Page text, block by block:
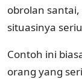
obrolan
situasinya
Contoh ini
orang yang